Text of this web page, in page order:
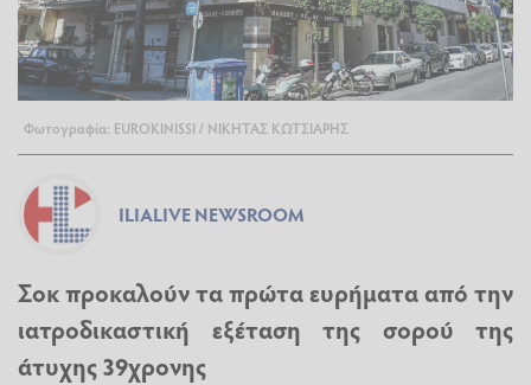
Φωτογραφία: EUROKINISSI / ΝΙΚΗΤΑΣ ΚΩΤΣΙΑΡΗΣ
ILIALIVE NEWSROOM
Σοκ προκαλούν τα πρώτα ευρήματα από την
ιατροδικαστική εξέταση της σορού της
άτυχης 39χρονης